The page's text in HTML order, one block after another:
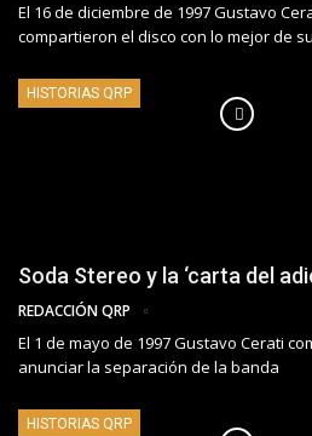
El 16 de diciembre de 1997 Gustavo
compartieron el disco con lo mejor de
HISTORIAS QRP
Soda Stereo y la ‘carta del
REDACCIÓN QRP
El 1 de mayo de 1997 Gustavo Cerati
anunciar la separación de la banda
HISTORIAS QRP